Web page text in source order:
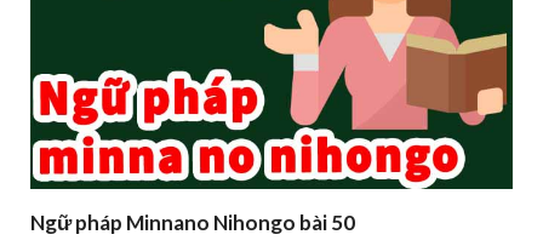
Ngữ pháp Minnano Nihongo bài 50